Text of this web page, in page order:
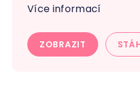
Více informací
ZOBRAZIT